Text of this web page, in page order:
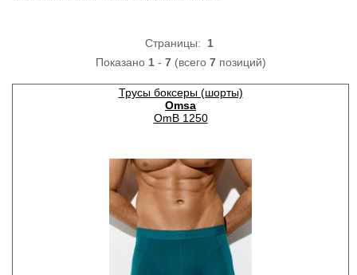
Страницы: 1
Показано 1- 7(всего 7позиций)
Трусы боксеры (шорты)
Omsa
OmB 1250